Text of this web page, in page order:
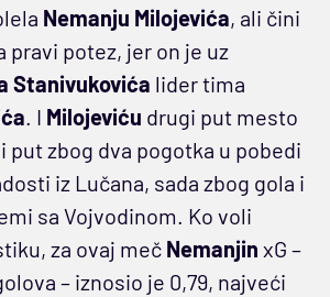
Nemanju Milojevića, ali čini
pravi potez, jer on je uz
Stanivukovića lider tima
. I Milojeviću drugi put mesto
put zbog dva pogotka u pobedi
iz Lučana, sada zbog gola i
sa Vojvodinom. Ko voli
za ovaj meč Nemanjin xG –
– iznosio je 0,79, najveći